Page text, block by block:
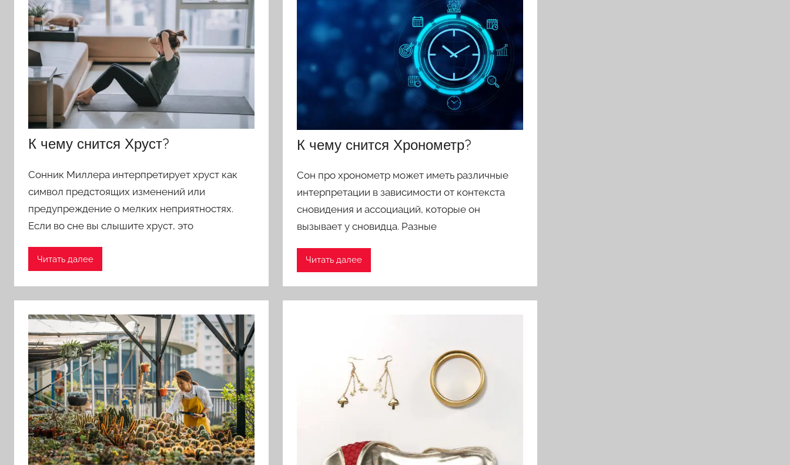
Фрейда,
Цветкова,
Мусульманскому,
Русскому
К чему снится Хруст?
Сонник Миллера интерпретирует хруст как
символ предстоящих изменений или
предупреждение о мелких неприятностях.
Если во сне вы слышите хруст, это
Читать далее
К чему снится Хронометр?
Сон про хронометр может иметь различные
интерпретации в зависимости от контекста
сновидения и ассоциаций, которые он
вызывает у сновидца. Разные
Читать далее